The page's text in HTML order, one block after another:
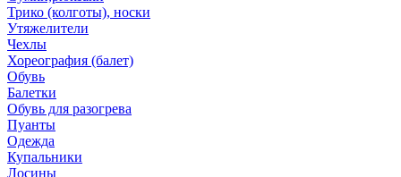
Трико (колготы), носки
Утяжелители
Чехлы
Хореография (балет)
Обувь
Балетки
Обувь для разогрева
Пуанты
Одежда
Купальники
Лосины